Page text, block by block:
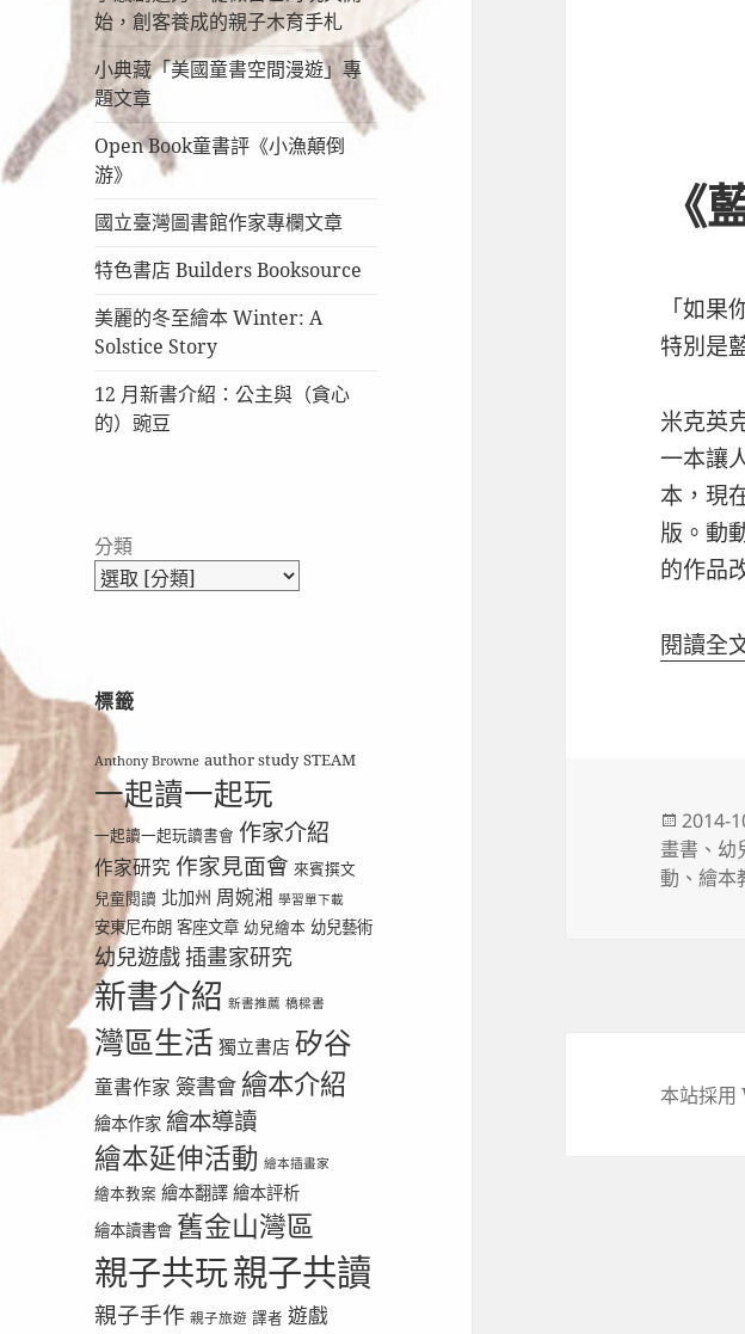
始，創客養成的親子木育手札
小典藏「美國童書空間漫遊」專
題文章
Open Book童書評《小漁顛倒
游》
國立臺灣圖書館作家專欄文章
特色書店 Builders Booksource
美麗的冬至繪本 Winter: A
Solstice Story
12 月新書介紹：公主與（貪心
的）豌豆
分類
標籤
Anthony Browne author study STEAM
一起讀一起玩
一起讀一起玩讀書會 作家介紹
作家研究 作家見面會 來賓撰文
兒童閱讀 北加州 周婉湘 學習單下載
安東尼布朗 客座文章 幼兒繪本 幼兒藝術
幼兒遊戲插畫家研究
新書介紹 新書推薦 橋樑書
灣區生活 獨立書店 矽谷
童書作家 簽書會 繪本介紹
繪本作家 繪本導讀
繪本延伸活動 繪本插畫家
繪本教案 繪本翻譯 繪本評析
繪本讀書會 舊金山灣區
親子共玩親子共讀
親子手作 親子旅遊 譯者 遊戲
《
「如
特別是
米克英
一本讓
本，現
版。動
的作品
閱讀全
發
佈
日
2014-
畫書 、 幼
動 、繪本
本站採用